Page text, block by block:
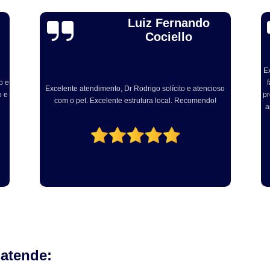
Exame Cardiograma para
Exame de Sangue para Gato
Exame de
Exame para
Exame para Cachorro
Exames
Laserterapia para Animais Pequenos
Laserterapia para Gatos e Cachorros
Alexandre Toebe
Gadelha
profissional. Centro cirúrgico bem equipado e com vários
aparelhos modernos para realização dos procedimento